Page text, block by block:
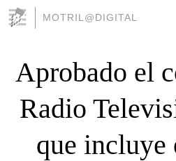
MOTRIL@DIGITAL
Aprobado el
Radio
que incluye